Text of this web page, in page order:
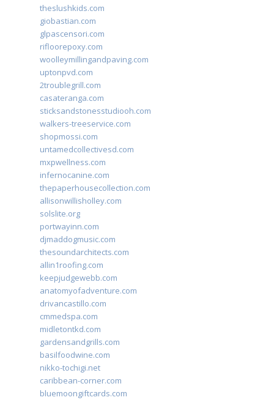
theslushkids.com
giobastian.com
glpascensori.com
rifloorepoxy.com
woolleymillingandpaving.com
uptonpvd.com
2troublegrill.com
casateranga.com
sticksandstonesstudiooh.com
walkers-treeservice.com
shopmossi.com
untamedcollectivesd.com
mxpwellness.com
infernocanine.com
thepaperhousecollection.com
allisonwillisholley.com
solslite.org
portwayinn.com
djmaddogmusic.com
thesoundarchitects.com
allin1roofing.com
keepjudgewebb.com
anatomyofadventure.com
drivancastillo.com
cmmedspa.com
midletontkd.com
gardensandgrills.com
basilfoodwine.com
nikko-tochigi.net
caribbean-corner.com
bluemoongiftcards.com